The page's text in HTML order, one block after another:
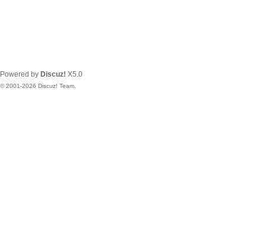
Powered by Discuz! X5.0
© 2001-2026 Discuz! Team